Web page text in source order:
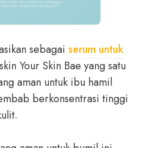
sebagai serum untuk
Your Skin Bae yang satu
aman untuk ibu hamil
berkonsentrasi tinggi